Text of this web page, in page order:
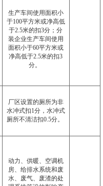
生产车间使用面积小
于100平方米或净高低
于2.5米的扣3分；分
装企业生产车间使用
面积小于60平方米或
净高低于2.5米的扣3
分。
厂区设置的厕所为非
水冲式扣1分，水冲式
厕所不清洁扣0.5分。
动力、供暖、空调机
房、给排水系统和废
水、废气、废渣的处